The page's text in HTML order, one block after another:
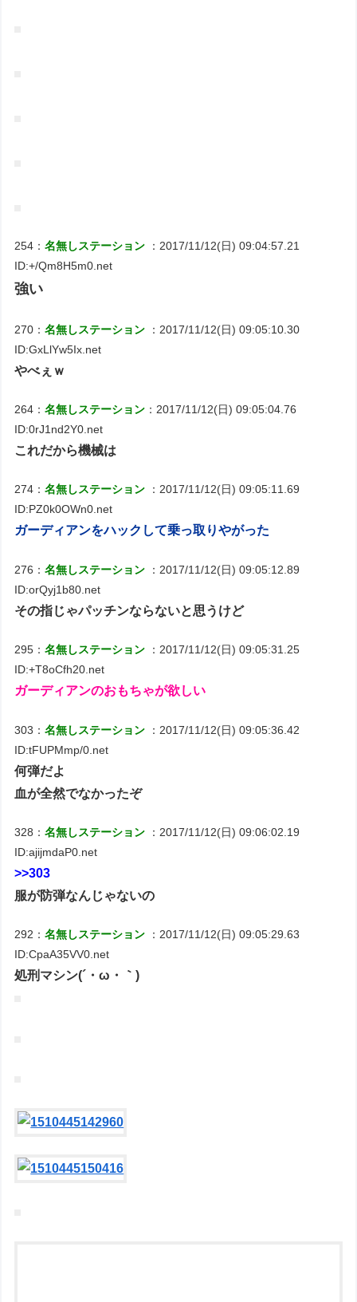
254：名無しステーション
：2017/11/12(日) 09:04:57.21
ID:+/Qm8H5m0.net
強い
270：名無しステーション
：2017/11/12(日) 09:05:10.30
ID:GxLlYw5Ix.net
やべぇｗ
264：名無しステーション ：2017/11/12(日) 09:05:04.76
ID:0rJ1nd2Y0.net
これだから機械は
274：名無しステーション
：2017/11/12(日) 09:05:11.69
ID:PZ0k0OWn0.net
ガーディアンをハックして乗っ取りやがった
276：名無しステーション
：2017/11/12(日) 09:05:12.89
ID:orQyj1b80.net
その指じゃパッチンならないと思うけど
295：名無しステーション
：2017/11/12(日) 09:05:31.25
ID:+T8oCfh20.net
ガーディアンのおもちゃが欲しい
303：名無しステーション
：2017/11/12(日) 09:05:36.42
ID:tFUPMmp/0.net
何弾だよ
血が全然でなかったぞ
328：名無しステーション
：2017/11/12(日) 09:06:02.19
ID:ajijmdaP0.net
>>303
服が防弾なんじゃないの
292：名無しステーション
：2017/11/12(日) 09:05:29.63
ID:CpaA35VV0.net
処刑マシン(´・ω・｀)